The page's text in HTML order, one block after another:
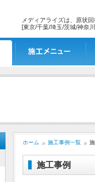
メディアライズは、原状
[東京/千葉/埼玉/茨城/神奈
ホーム 施工事例一覧
施工事例